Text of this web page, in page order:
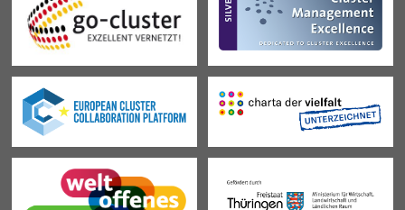
Aktuelles
Mehr